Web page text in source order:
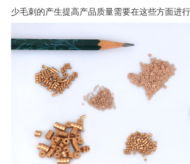
少毛刺的产生提高产品质量需要在这些方面进